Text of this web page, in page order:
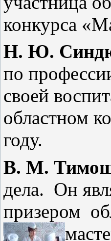
конкурса
Н. Ю.
по
своей
областном
году.
В. М.
дела. Он
призером